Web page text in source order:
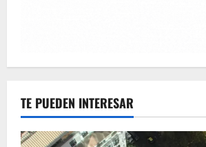
TE PUEDEN INTERESAR